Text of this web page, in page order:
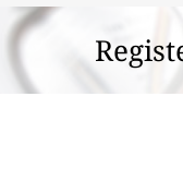
befinden
sich
hier: